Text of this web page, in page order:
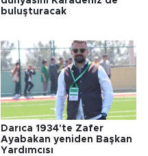
buluşturacak
Darıca 1934'te Zafer
Ayabakan yeniden Başkan
Yardımcısı